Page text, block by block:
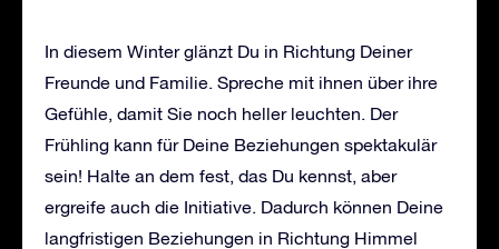
In diesem Winter glänzt Du in Richtung Deiner
Freunde und Familie. Spreche mit ihnen über ihre
Gefühle, damit Sie noch heller leuchten. Der
Frühling kann für Deine Beziehungen spektakulär
sein! Halte an dem fest, das Du kennst, aber
ergreife auch die Initiative. Dadurch können Deine
langfristigen Beziehungen in Richtung Himmel